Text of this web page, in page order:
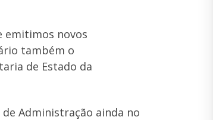
emitimos novos
também o
de Estado da
Administração ainda no